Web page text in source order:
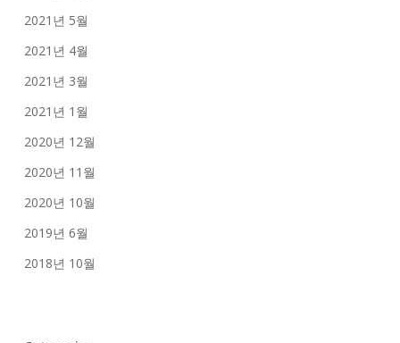
2021년 5월
2021년 4월
2021년 3월
2021년 1월
2020년 12월
2020년 11월
2020년 10월
2019년 6월
2018년 10월